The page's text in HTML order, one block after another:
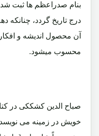
بنام صدراعظم ها ثبت
درج تاریخ گردد، چنانکه
آن محصول اندیشه و
محسوب میشود.
صباح الدین کشککی در
خویش در زمینه می